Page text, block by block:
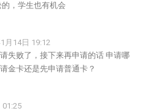
，学生也有机会
月14日 19:12
失败了，接下来再申请的话 申请哪
金卡还是先申请普通卡？
01:25